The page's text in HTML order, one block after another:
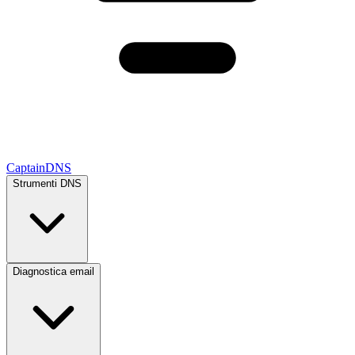
CaptainDNS
Strumenti DNS
Diagnostica email